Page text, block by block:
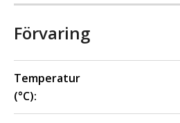
Förvaring
Temperatur
(°C):